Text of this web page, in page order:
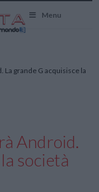
Menu
grande G acquisisce la
Android.
società